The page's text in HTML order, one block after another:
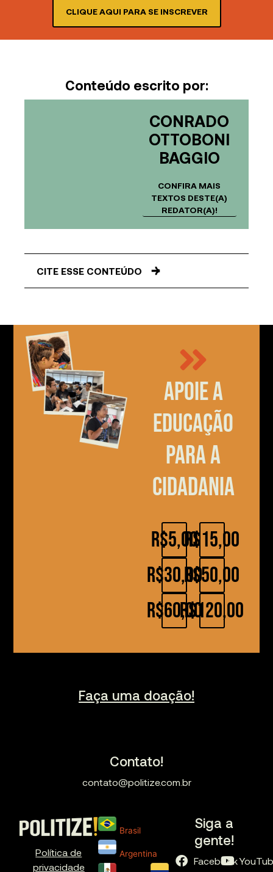
CLIQUE AQUI PARA SE INSCREVER
Conteúdo escrito por:
CONRADO
OTTOBONI
BAGGIO
CONFIRA MAIS
TEXTOS DESTE(A)
REDATOR(A)!
CITE ESSE CONTEÚDO
Apoie a
educação
para a
cidadania
R$5,00
R$30,00
R$60,00
R$15,00
R$50,00
R$120,00
Faça uma doação!
Contato!
contato@politize.com.br
Política de
privacidade
Brasil
Argentina
Siga a
gente!
Facebook